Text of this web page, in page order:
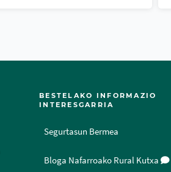
BESTELAKO INFORMAZIO
INTERESGARRIA
Segurtasun Bermea
Bloga Nafarroako Rural Kutxa